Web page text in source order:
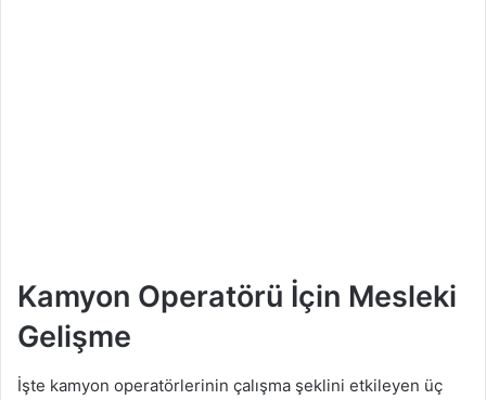
Kamyon Operatörü İçin Mesleki
Gelişme
İşte kamyon operatörlerinin çalışma şeklini etkileyen üç